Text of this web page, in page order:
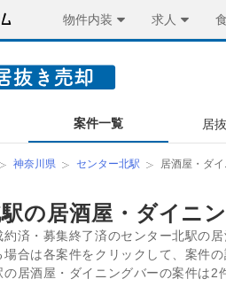
物件内装 求人
案件一覧 居
神奈川県 センター北駅 居酒屋・ダ
の居酒屋・ダイニ
済・募集終了済のセンター北駅の
合は各案件をクリックして、案件
居酒屋・ダイニングバーの案件は2